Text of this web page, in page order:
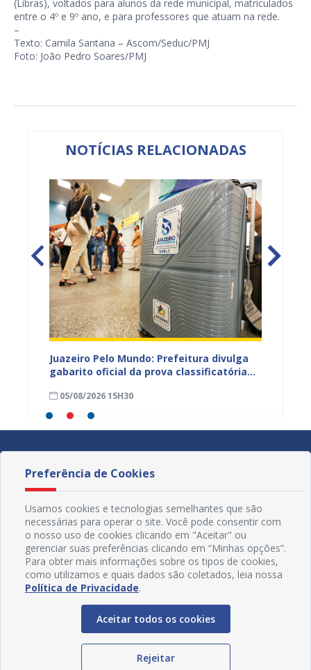
(Libras), voltados para alunos da rede municipal, matriculados
entre o 4º e 9º ano, e para professores que atuam na rede.
–
Texto: Camila Santana – Ascom/Seduc/PMJ
Foto: João Pedro Soares/PMJ
NOTÍCIAS RELACIONADAS
Juazeiro Pelo Mundo: Prefeitura divulga
gabarito oficial da prova classificatória
05/08/2026 15H30
Redes Sociais
Preferência de Cookies
Usamos cookies e tecnologias semelhantes que são
necessárias para operar o site. Você pode consentir com
o nosso uso de cookies clicando em "Aceitar" ou
gerenciar suas preferências clicando em “Minhas opções”.
Para obter mais informações sobre os tipos de cookies,
como utilizamos e quais dados são coletados, leia nossa
Política de Privacidade.
Aceitar todos os cookies
Rejeitar